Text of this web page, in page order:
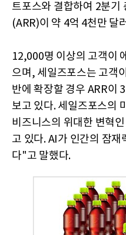
트포스와 결합하여 2분기
(ARR)이 약 4억 4천만 달
12,000명 이상의 고객이
으며, 세일즈포스는 고객
반에 확장할 경우 ARR이
보고 있다. 세일즈포스의
비즈니스의 위대한 변혁
고 있다. AI가 인간의 잠
다"고 말했다.